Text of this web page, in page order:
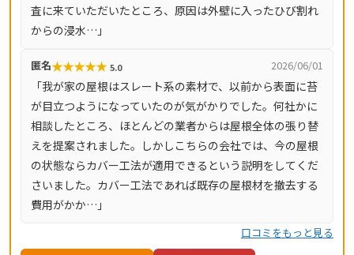
査に来ていただいたところ、原因は外壁に入ったひび割れ
からの浸水…」
匿名★★★★★ 5.0 2026/06/01
「我が家の屋根はスレート系の素材で、以前から表面に苔
が目立つようになっていたのが気がかりでした。何社かに
相談したところ、ほとんどの業者からは屋根全体の張り替
えを提案されました。しかしこちらの会社では、今の屋根
の状態ならカバー工法が適用できるという説明をしてくだ
さいました。カバー工法であれば既存の屋根材を撤去する
費用がかか…」
口コミをもっと見る